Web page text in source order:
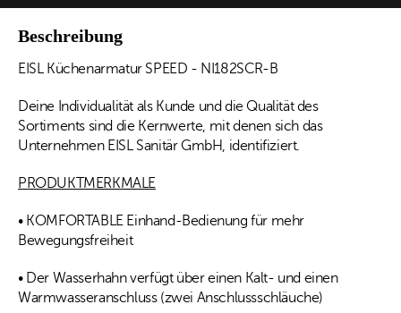
Beschreibung
EISL Küchenarmatur SPEED - NI182SCR-B
Deine Individualität als Kunde und die Qualität des
Sortiments sind die Kernwerte, mit denen sich das
Unternehmen EISL Sanitär GmbH, identifiziert.
PRODUKTMERKMALE
• KOMFORTABLE Einhand-Bedienung für mehr
Bewegungsfreiheit
• Der Wasserhahn verfügt über einen Kalt- und einen
Warmwasseranschluss (zwei Anschlussschläuche)